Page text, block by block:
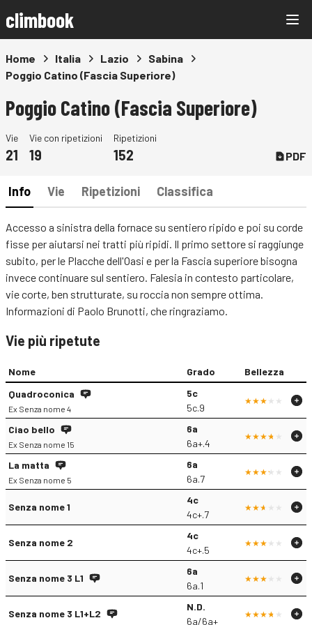
climbook
Home Italia Lazio
Sabina
Poggio Catino (Fascia Superiore)
Poggio Catino (Fascia Superiore)
Vie
21
Vie con ripetizioni
19
Ripetizioni
152 PDF
Info Vie Ripetizioni Classifica
Accesso a sinistra della fornace su sentiero ripido e poi su corde
fisse per aiutarsi nei tratti più ripidi. Il primo settore si raggiunge
subito, per le Placche dell'Oasi e per la Fascia superiore bisogna
invece continuare sul sentiero. Falesia in contesto particolare,
vie corte, ben strutturate, su roccia non sempre ottima.
Informazioni di Paolo Brunotti, che ringraziamo.
Vie più ripetute
Nome Grado
Bellezza
Quadroconica
Ex Senza nome 4
5c
5c.9
Ciao bello
Ex Senza nome 15
6a
6a+.4
La matta
Ex Senza nome 5
6a
6a.7
Senza nome 1
4c
4c+.7
Senza nome 2
4c
4c+.5
Senza nome 3 L1
6a
6a.1
Senza nome 3 L1+L2
N.D.
6a/6a+